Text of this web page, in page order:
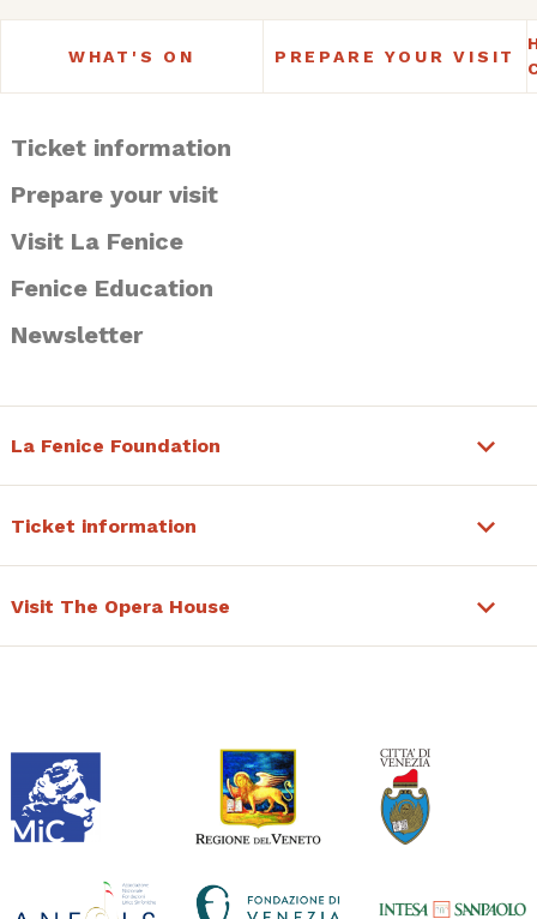
WHAT'S ON PREPARE YOUR VISIT
Ticket information
Prepare your visit
Visit La Fenice
Fenice Education
Newsletter
La Fenice Foundation
Ticket information
Visit The Opera House